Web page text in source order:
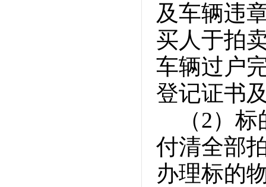
及车辆违
买人于拍
车辆过户
登记证书
（2）
付清全部
办理标的